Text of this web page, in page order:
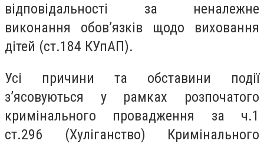
відповідальності за неналежне
виконання обов’язків щодо виховання
дітей (ст.184 КУпАП).
Усі причини та обставини події
з’ясовуються у рамках розпочатого
кримінального провадження за ч.1
ст.296 (Хуліганство) Кримінального